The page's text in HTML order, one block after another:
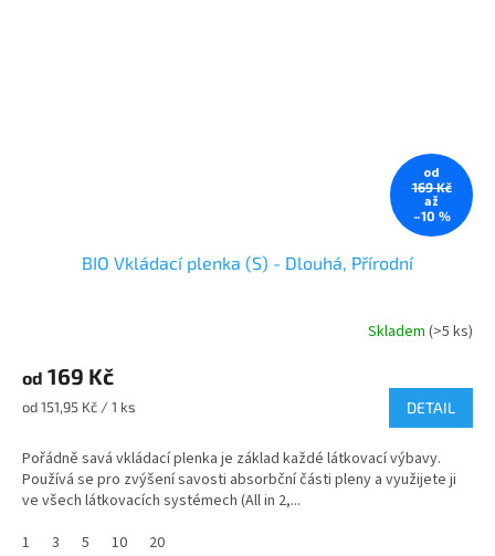
od
169 Kč
až
–10 %
BIO Vkládací plenka (S) - Dlouhá, Přírodní
produktu
5,0
5
hvězdiček.
Skladem(>5 ks)
od 169 Kč
Měrná
od 151,95 Kč / 1 ks DETAIL
Pořádně savá vkládací plenka je základ každé látkovací výbavy.
Používá se pro zvýšení savosti absorbční části pleny a využijete ji
ve všech látkovacích systémech (All in 2,...
1
3 5 10 20